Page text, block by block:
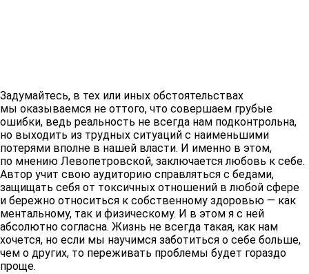
Задумайтесь, в тех или иных обстоятельствах
мы оказываемся не оттого, что совершаем грубые
ошибки, ведь реальность не всегда нам подконтрольна,
но выходить из трудных ситуаций с наименьшими
потерями вполне в нашей власти. И именно в этом,
по мнению Левопетровской, заключается любовь к себе.
Автор учит свою аудиторию справляться с бедами,
защищать себя от токсичных отношений в любой сфере
и бережно относиться к собственному здоровью — как
ментальному, так и физическому. И в этом я с ней
абсолютно согласна. Жизнь не всегда такая, как нам
хочется, но если мы научимся заботиться о себе больше,
чем о других, то переживать проблемы будет гораздо
проще.